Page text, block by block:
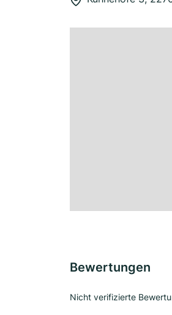
Bewertungen
Nicht verifizierte